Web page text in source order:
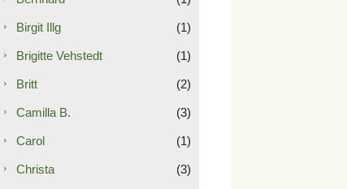
Birgit Illg (1)
Brigitte Vehstedt (1)
Britt (2)
Camilla B. (3)
Carol (1)
Christa (3)